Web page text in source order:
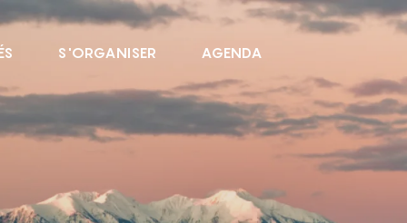
S'ORGANISER AGENDA